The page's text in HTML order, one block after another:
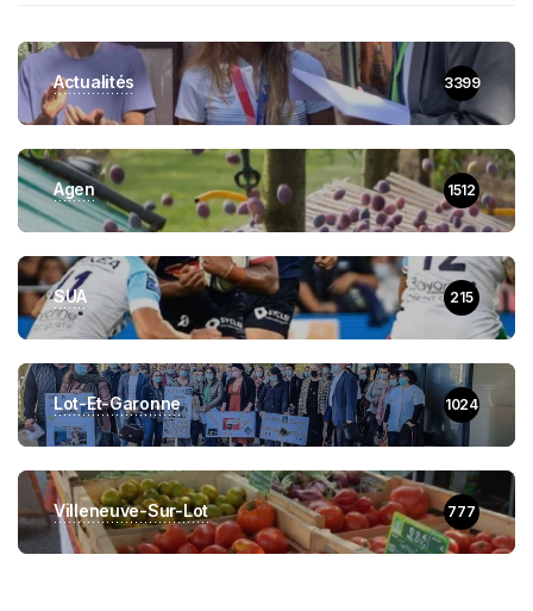
Actualités 3399
Agen 1512
SUA 215
Lot-Et-Garonne 1024
Villeneuve-Sur-Lot 777